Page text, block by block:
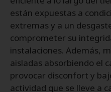
están expuestas a
extremas y a un
comprometer su
instalaciones. Además,
aisladas absorbiendo el
provocar disconfort y
actividad que se lleve a